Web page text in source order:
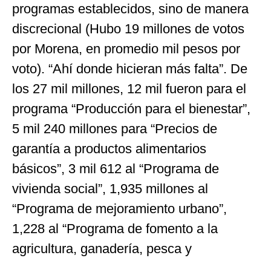
programas establecidos, sino de manera
discrecional (Hubo 19 millones de votos
por Morena, en promedio mil pesos por
voto). “Ahí donde hicieran más falta”. De
los 27 mil millones, 12 mil fueron para el
programa “Producción para el bienestar”,
5 mil 240 millones para “Precios de
garantía a productos alimentarios
básicos”, 3 mil 612 al “Programa de
vivienda social”, 1,935 millones al
“Programa de mejoramiento urbano”,
1,228 al “Programa de fomento a la
agricultura, ganadería, pesca y